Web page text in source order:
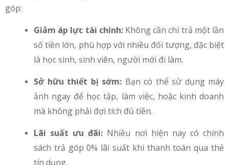
góp:
Giảm áp lực tài chính:Không cần chi trả một lần
số tiền lớn, phù hợp với nhiều đối tượng, đặc biệt
là học sinh, sinh viên, người mới đi làm.
Sở hữu thiết bị sớm: Bạn có thể sử dụng máy
ảnh ngay để học tập, làm việc, hoặc kinh doanh
mà không phải đợi tích đủ tiền.
Lãi suất ưu đãi: Nhiều nơi hiện nay có chính
sách trả góp 0% lãi suất khi thanh toán qua thẻ
tín dụng.